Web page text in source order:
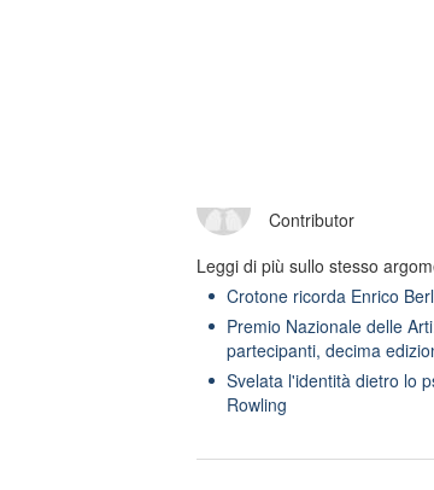
Contributor
Leggi di più sullo stesso
Crotone ricorda Enrico
Premio Nazionale delle
partecipanti, decima
Svelata l'identità dietro lo
Rowling